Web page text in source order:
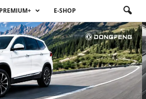
PREMIUM+ E-SHOP